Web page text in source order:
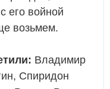
его войной
возьмем.
Владимир
Спиридон